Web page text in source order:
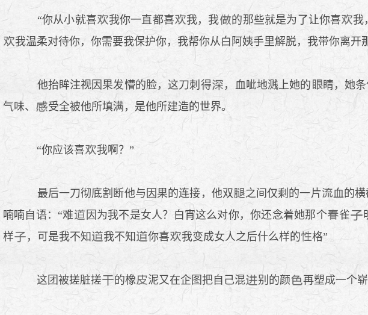
“你从小就喜 我你一直都喜 我，我 的那些就是为了让你喜 我
我温柔对待你，你需要我保护你，我帮你从白阿姨手里解脱，我带你离
他抬眸注视因果发懵的脸，这刀刺得 ，血呲地溅上她的 睛，她条
气味、
受全被他所填满，是他所建造的世界。
“你应该喜 我啊？”
最后一刀彻底割断他与因果的连接，他双 之间仅剩的一片 血的
喃喃自语：“难
因为我不是女人？白宵这么对你，你还念着她那个 雀
样
，可是我不知 我不知 你喜 我变成女人之后什么样的 格”
这团被搓脏搓 的橡 泥又在企图把自己混 别的颜 再塑成一个崭